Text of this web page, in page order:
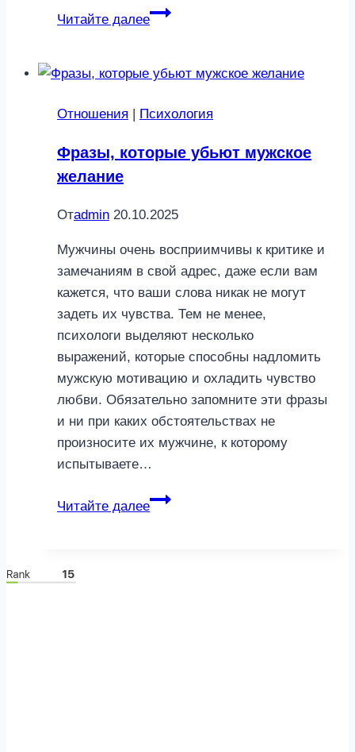
Читайте далее
Почему
и
можно
этим
Отношения Психология
Фразы, которые убьют мужское
желание
Отadmin 20.10.2025
Мужчины очень восприимчивы к критике и
замечаниям в свой адрес, даже если вам
кажется, что ваши слова никак не могут
задеть их чувства. Тем не менее,
психологи выделяют несколько
выражений, которые способны надломить
мужскую мотивацию и охладить чувство
любви. Обязательно запомните эти фразы
и ни при каких обстоятельствах не
произносите их мужчине, к которому
испытываете…
Читайте далее
Фразы,